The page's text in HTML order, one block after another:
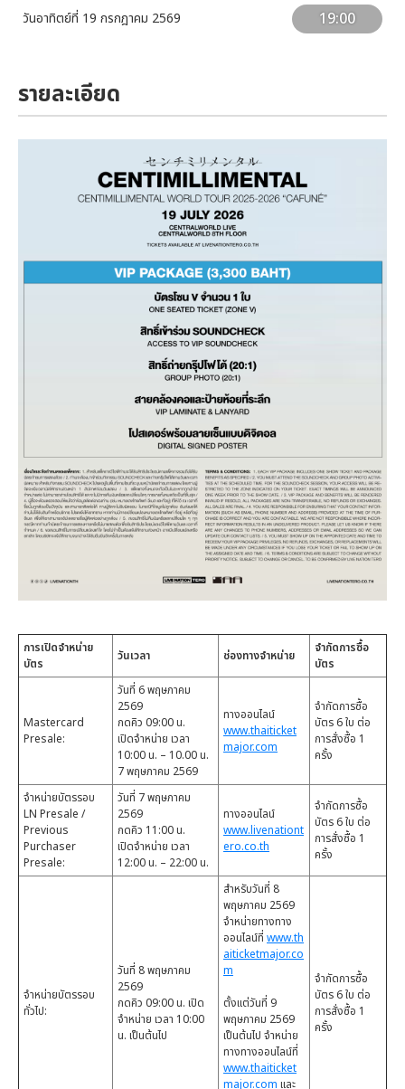
วันอาทิตย์ที่ 19 กรกฎาคม 2569 19:00
รายละเอียด
การเปิดจำหน่าย
บัตร
วันเวลา ช่องทางจำหน่าย
จำกัดการซื้อ
บัตร
Mastercard
Presale:
วันที่ 6 พฤษภาคม
2569
กดคิว 09:00 น.
เปิดจำหน่าย เวลา
10:00 น. – 10.00 น.
7 พฤษภาคม 2569
ทางออนไลน์
www.thaiticket
major.com
จำกัดการซื้อ
บัตร 6 ใบ ต่อ
การสั่งซื้อ 1
ครั้ง
จำหน่ายบัตรรอบ
LN Presale /
Previous
Purchaser
Presale:
วันที่ 7 พฤษภาคม
2569
กดคิว 11:00 น.
เปิดจำหน่าย เวลา
12:00 น. – 22:00 น.
ทางออนไลน์
www.livenationt
ero.co.th
จำกัดการซื้อ
บัตร 6 ใบ ต่อ
การสั่งซื้อ 1
ครั้ง
จำหน่ายบัตรรอบ
ทั่วไป:
วันที่ 8 พฤษภาคม
2569
กดคิว 09:00 น. เปิด
จำหน่าย เวลา 10:00
น. เป็นต้นไป
สำหรับวันที่ 8
พฤษภาคม 2569
จำหน่ายทางทาง
ออนไลน์ที่ www.th
aiticketmajor.co
m
ตั้งแต่วันที่ 9
พฤษภาคม 2569
เป็นต้นไป จำหน่าย
ทางทางออนไลน์ที่
www.thaiticket
major.com และ
จำกัดการซื้อ
บัตร 6 ใบ ต่อ
การสั่งซื้อ 1
ครั้ง